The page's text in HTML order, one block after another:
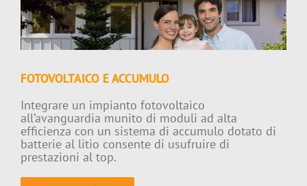
FOTOVOLTAICO E ACCUMULO
Integrare un impianto fotovoltaico
all’avanguardia munito di moduli ad alta
efficienza con un sistema di accumulo dotato di
batterie al litio consente di usufruire di
prestazioni al top.